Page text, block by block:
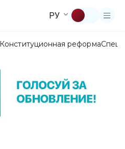
РУ
Конституционная реформа